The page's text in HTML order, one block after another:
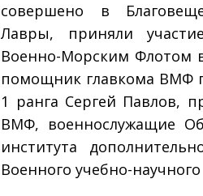
совершено в
Лавры, приняли
Военно-Морским Флотом
помощник главкома ВМФ
1 ранга Сергей Павлов,
ВМФ, военнослужащие
института
Военного учебно-